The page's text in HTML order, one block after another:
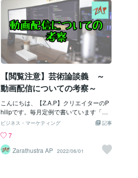
【閲覧注意】芸術論談義 ～
動画配信についての考察～
こんにちは、【Z.A.P】クリエイターのP
hilipです。毎月定例で書いています「芸
術論談義」となります。前回のブログで
か？」というテーマを予告していました
が、ちょっと今回は指向を変えて、実利
的なテーマに変更したいと思います。コ
記事
ビジネス・マーケティング
7
Zarathustra AP 2022/06/01